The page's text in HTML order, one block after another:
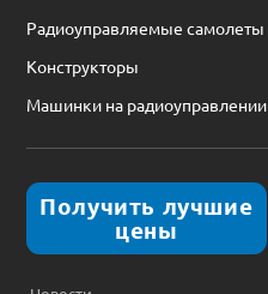
Радиоуправляемые самолеты
Конструкторы
Машинки на радиоуправлении
Получить лучшие
цены